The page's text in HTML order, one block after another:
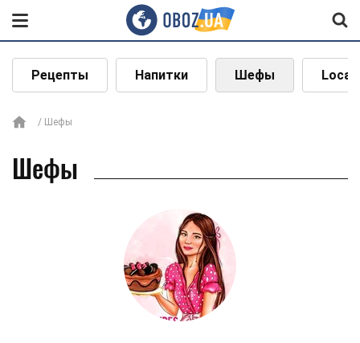
Рецепты Напитки Шефы Local
Шефы
Шефы